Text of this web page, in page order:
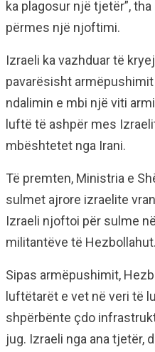
ka plagosur një tjetër”,
përmes një njoftimi.
Izraeli ka vazhduar të
pavarësisht
ndalimin e mbi një viti
luftë të ashpër mes
mbështetet nga Irani.
Të premten, Ministria e
sulmet ajrore izraelite
Izraeli njoftoi për sulme
militantëve të Hezbollahut.
Sipas armëpushimit,
luftëtarët e vet në veri të
shpërbënte çdo
jug. Izraeli nga ana tjetër,